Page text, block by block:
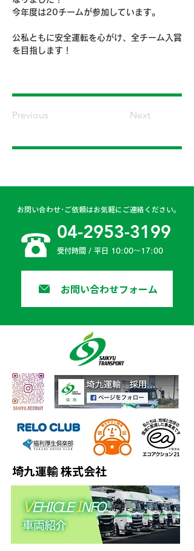
今年度は20チームが参加しています。
公私ともに安全運転を心がけ、全チーム入賞
を目指します！
Previous Next
お問い合わせ･ご依頼はお気軽にご連絡ください。
04-2953-3199
受付時間 / 平日 10:00〜17:00
お問い合わせフォーム
埼九運輸 株式会社